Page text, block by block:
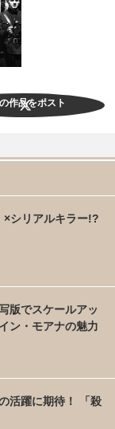
作品をポスト
シリアルキラー!?
版でスケールアッ
ン・モアナの魅力
活躍に期待！ 「殺